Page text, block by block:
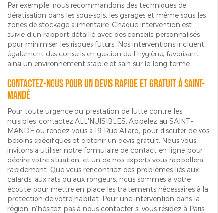
Par exemple, nous recommandons des techniques de
dératisation dans les sous-sols, les garages et même sous les
zones de stockage alimentaire. Chaque intervention est
suivie d'un rapport détaillé avec des conseils personnalisés
pour minimiser les risques futurs. Nos interventions incluent
également des conseils en gestion de l'hygiène, favorisant
ainsi un environnement stable et sain sur le long terme.
Contactez-nous pour un devis rapide et gratuit à Saint-
Mandé
Pour toute urgence ou prestation de lutte contre les
nuisibles, contactez ALL'NUISIBLES. Appelez au SAINT-
MANDÉ ou rendez-vous à 19 Rue Allard, pour discuter de vos
besoins spécifiques et obtenir un devis gratuit. Nous vous
invitons à utiliser notre formulaire de contact en ligne pour
décrire votre situation, et un de nos experts vous rappellera
rapidement. Que vous rencontriez des problèmes liés aux
cafards, aux rats ou aux rongeurs, nous sommes à votre
écoute pour mettre en place les traitements nécessaires à la
protection de votre habitat. Pour une intervention dans la
région, n'hésitez pas à nous contacter si vous résidez à Paris